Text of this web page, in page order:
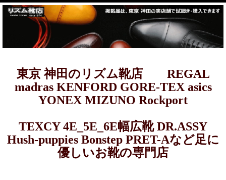
東京 神田のリズム靴店 REGAL
madras KENFORD GORE-TEX asics
YONEX MIZUNO Rockport
TEXCY 4E_5E_6E幅広靴 DR.ASSY
Hush-puppies Bonstep PRET-Aなど足に
優しいお靴の専門店